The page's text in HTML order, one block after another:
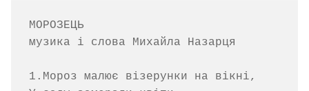
МОРОЗЕЦЬ
музика і слова Михайла Назарця
1.Мороз малює візерунки на вікні,